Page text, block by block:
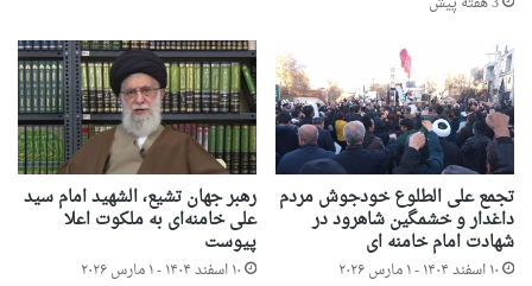
تجمع علی الطلوع خودجوش مردم
داغدار و خشمگین شاهرود در
شهادت امام خامنه ای
۱۰ اسفند ۱۴۰۴ - ۱ مارس ۲۰۲۶
رهبر جهان تشیع، الشهید امام سید
علی خامنه‌ای به ملکوت اعلا
پیوست
۱۰ اسفند ۱۴۰۴ - ۱ مارس ۲۰۲۶